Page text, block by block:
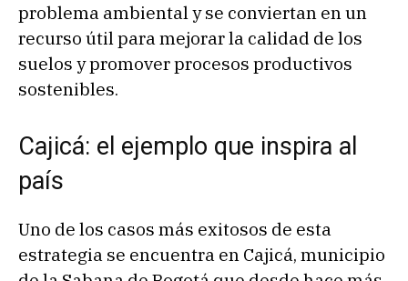
problema ambiental y se conviertan en un
recurso útil para mejorar la calidad de los
suelos y promover procesos productivos
sostenibles.
Cajicá: el ejemplo que inspira al
país
Uno de los casos más exitosos de esta
estrategia se encuentra en Cajicá, municipio